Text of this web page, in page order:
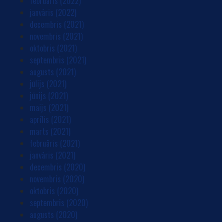
janvāris (2022)
decembris (2021)
novembris (2021)
oktobris (2021)
septembris (2021)
augusts (2021)
jūlijs (2021)
jūnijs (2021)
maijs (2021)
aprīlis (2021)
marts (2021)
februāris (2021)
janvāris (2021)
decembris (2020)
novembris (2020)
oktobris (2020)
septembris (2020)
augusts (2020)